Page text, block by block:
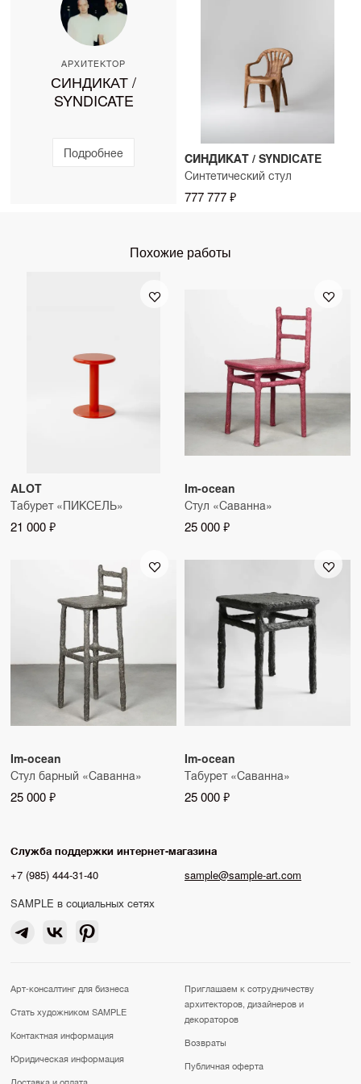
АРХИТЕКТОР
СИНДИКАТ /
SYNDICATE
Подробнее
СИНДИКАТ / SYNDICATE
Синтетический стул
777 777 ₽
Похожие работы
ALOT
Табурет «ПИКСЕЛЬ»
21 000 ₽
Im-ocean
Стул «Саванна»
25 000 ₽
Im-ocean
Стул барный «Саванна»
25 000 ₽
Im-ocean
Табурет «Саванна»
25 000 ₽
Служба поддержки интернет-магазина
+7 (985) 444-31-40
sample@sample-art.com
SAMPLE в социальных сетях
Арт-консалтинг для бизнеса
Стать художником SAMPLE
Контактная информация
Юридическая информация
Приглашаем к сотрудничеству
архитекторов, дизайнеров и
декораторов
Возвраты
Публичная оферта